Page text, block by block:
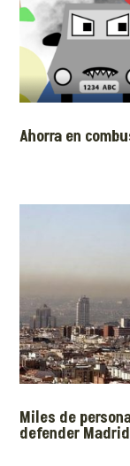
Ahorra en
Miles de
defender